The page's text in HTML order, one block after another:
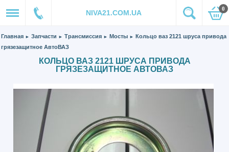
NIVA21.COM.UA 0
Главная ► Запчасти ► Трансмиссия ► Мосты ► Кольцо ваз 2121 шруса привода
грязезащитное АвтоВАЗ
КОЛЬЦО ВАЗ 2121 ШРУСА ПРИВОДА
ГРЯЗЕЗАЩИТНОЕ АВТОВАЗ